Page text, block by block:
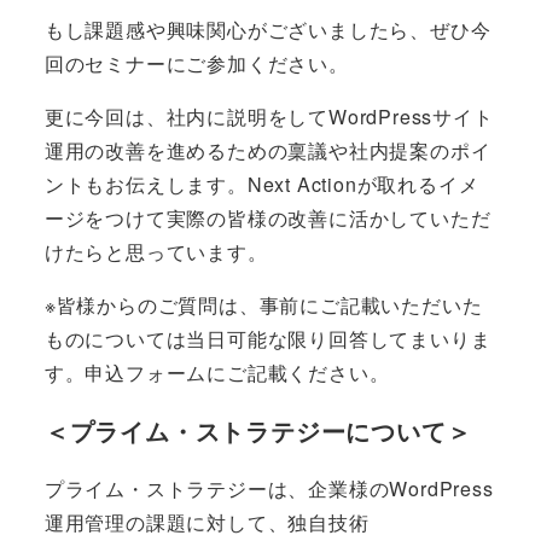
もし課題感や興味関心がございましたら、ぜひ今
回のセミナーにご参加ください。
更に今回は、社内に説明をしてWordPressサイト
運用の改善を進めるための稟議や社内提案のポイ
ントもお伝えします。Next Actionが取れるイメ
ージをつけて実際の皆様の改善に活かしていただ
けたらと思っています。
※皆様からのご質問は、事前にご記載いただいた
ものについては当日可能な限り回答してまいりま
す。申込フォームにご記載ください。
＜プライム・ストラテジーについて＞
プライム・ストラテジーは、企業様のWordPress
運用管理の課題に対して、独自技術